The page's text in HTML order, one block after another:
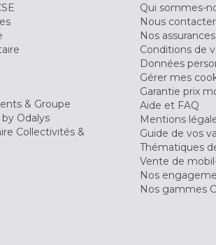
& Groupe
Odalys
Collectivités &
Qui sommes-
Nous contacter
Nos assurances
Conditions de
Données
Gérer mes
Garantie prix
Aide et FAQ
Mentions
Guide de vos
Thématiques
Vente de
Nos
Nos gammes